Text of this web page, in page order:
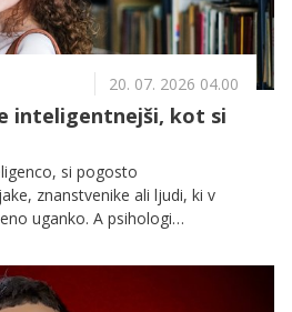
20. 07. 2026 04.00
inteligentnejši, kot si
si pogosto
znanstvenike ali ljudi, ki v
uganko. A psihologi